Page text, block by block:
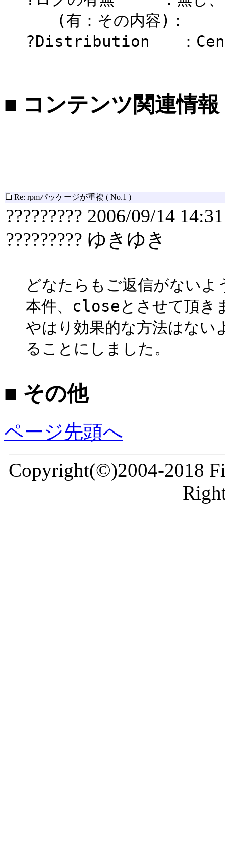
(有：その内容)：
?Distribution ：
■ コンテンツ関連情報
Re: rpmパッケージが重複 ( No.1 )
????????? 2006/09/14 14:31
????????? ゆきゆき
どなたらもご返信がないよ
本件、closeとさせて頂き
やはり効果的な方法はない
ることにしました。
■ その他
ページ先頭へ
Copyright(©)2004-2018